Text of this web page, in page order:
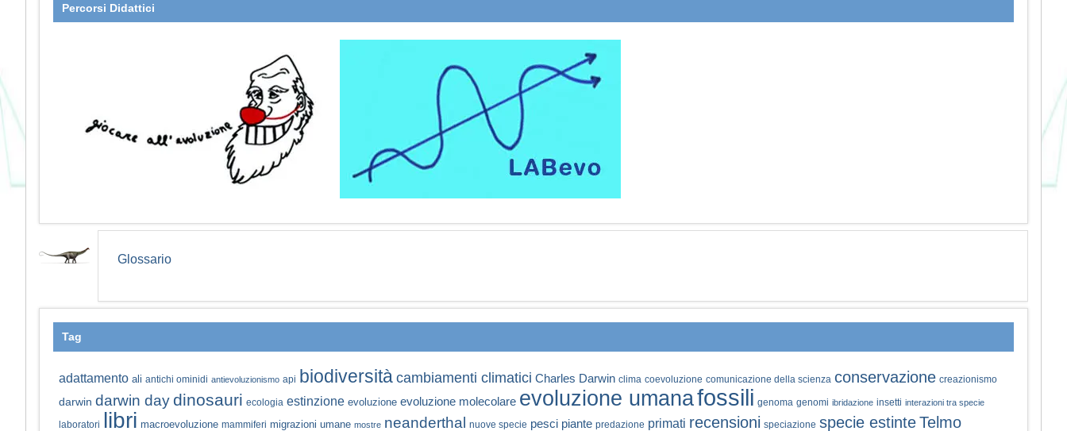
Percorsi Didattici
Glossario
Tag
adattamento ali antichi ominidi antievoluzionismo api biodiversitàcambiamenti climatici Charles Darwin clima coevoluzione comunicazione della scienza conservazione creazionismo
darwin darwin daydinosauri ecologia estinzione evoluzione evoluzione molecolare evoluzione umanafossili genoma genomi ibridazione insetti interazioni tra specie
laboratori libri macroevoluzione mammiferi migrazioni umane mostre neanderthal nuove specie pesci piante predazione primati recensioni speciazione specie estinteTelmo